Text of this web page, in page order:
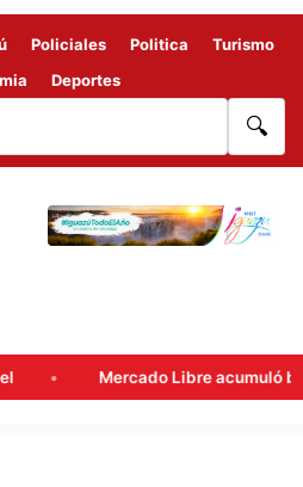
Policiales Politica
Turismo
Deportes
🔍
Mercado Libre acumuló